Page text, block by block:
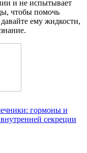
и не испытывает
чтобы помочь
ему жидкости,
гормоны и
секреции